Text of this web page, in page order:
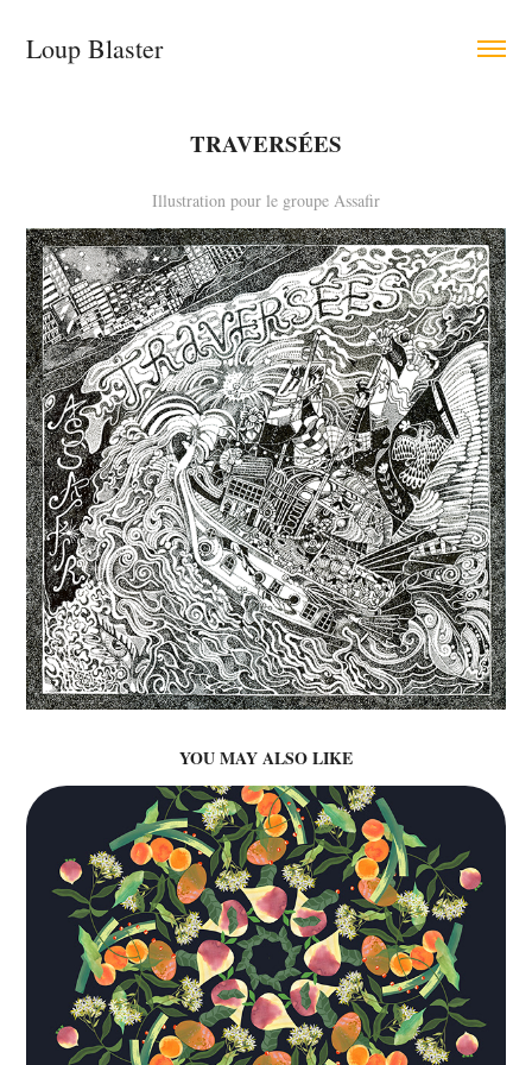
Loup Blaster
TRAVERSÉES
Illustration pour le groupe Assafir
YOU MAY ALSO LIKE